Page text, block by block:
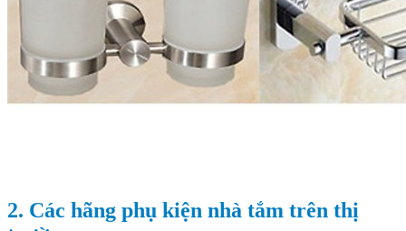
2. Các hãng phụ kiện nhà tắm trên thị